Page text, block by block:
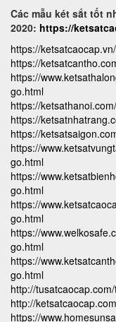
Các mẫu két sắt tốt
2020: https://
https://
https://
https://
go.html
https://
https://
https://
https://
go.html
https://
go.html
https://
go.html
https://
go.html
https://
go.html
http://
http://
https://